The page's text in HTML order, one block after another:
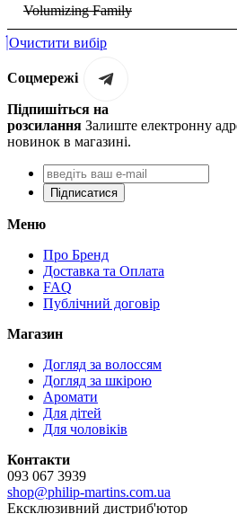
Volumizing Family
Очистити вибір
Соцмережі
Підпишіться на
розсилання Залиште електронну
новинок в магазині.
Підписатися
Меню
Про Бренд
Доставка та Оплата
FAQ
Публічний договір
Магазин
Догляд за волоссям
Догляд за шкірою
Аромати
Для дітей
Для чоловіків
Контакти
093 067 3939
shop@philip-martins.com.ua
Ексклюзивний дистриб'ютор